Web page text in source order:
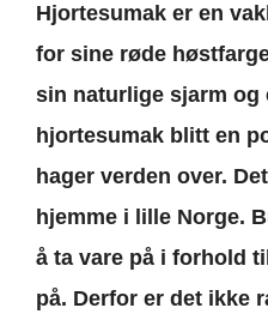
Hjortesumak er en
for sine røde
sin naturlige sjarm og
hjortesumak blitt en
hager verden over.
hjemme i lille Norge.
å ta vare på i forhold
på. Derfor er det ikke